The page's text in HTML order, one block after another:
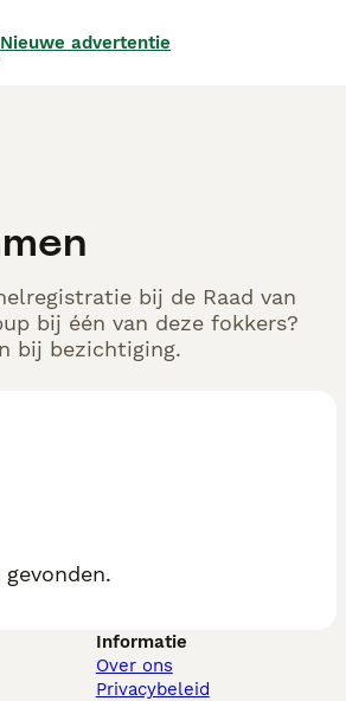
Nieuwe advertentie
bij de Raad van
bij één van deze fokkers?
bij bezichtiging.
Informatie
Over ons
Privacybeleid